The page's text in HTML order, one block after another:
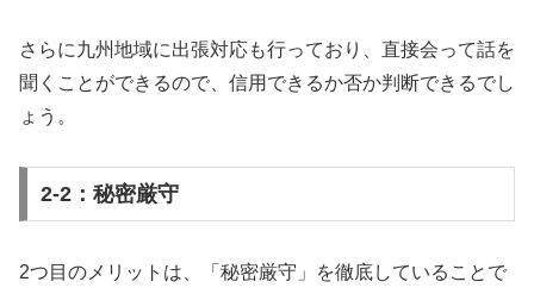
さらに九州地域に出張対応も行っており、直接会って話を
聞くことができるので、信用できるか否か判断できるでし
ょう。
2-2：秘密厳守
2つ目のメリットは、「秘密厳守」を徹底していることで